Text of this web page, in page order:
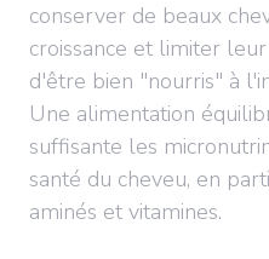
conserver de beaux
croissance et limiter
d'être bien "nourris" à
Une alimentation
suffisante les
santé du cheveu, en
aminés et vitamines.